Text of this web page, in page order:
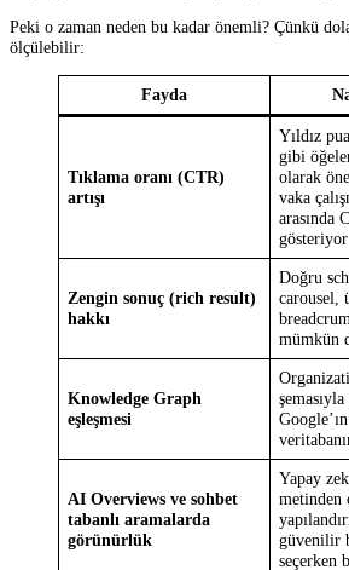
Peki o zaman neden bu kadar önemli? Çünkü
ölçülebilir:
Fayda
Tıklama oranı (CTR)
artışı
Yıldız
gibi
olarak
vaka
arasında
gösteriyor
Zengin sonuç (rich result)
hakkı
Doğru
carousel,
mümkün
Knowledge Graph
eşleşmesi
AI Overviews ve sohbet
tabanlı aramalarda
görünürlük
Yapay
metinden
güvenilir
seçerken